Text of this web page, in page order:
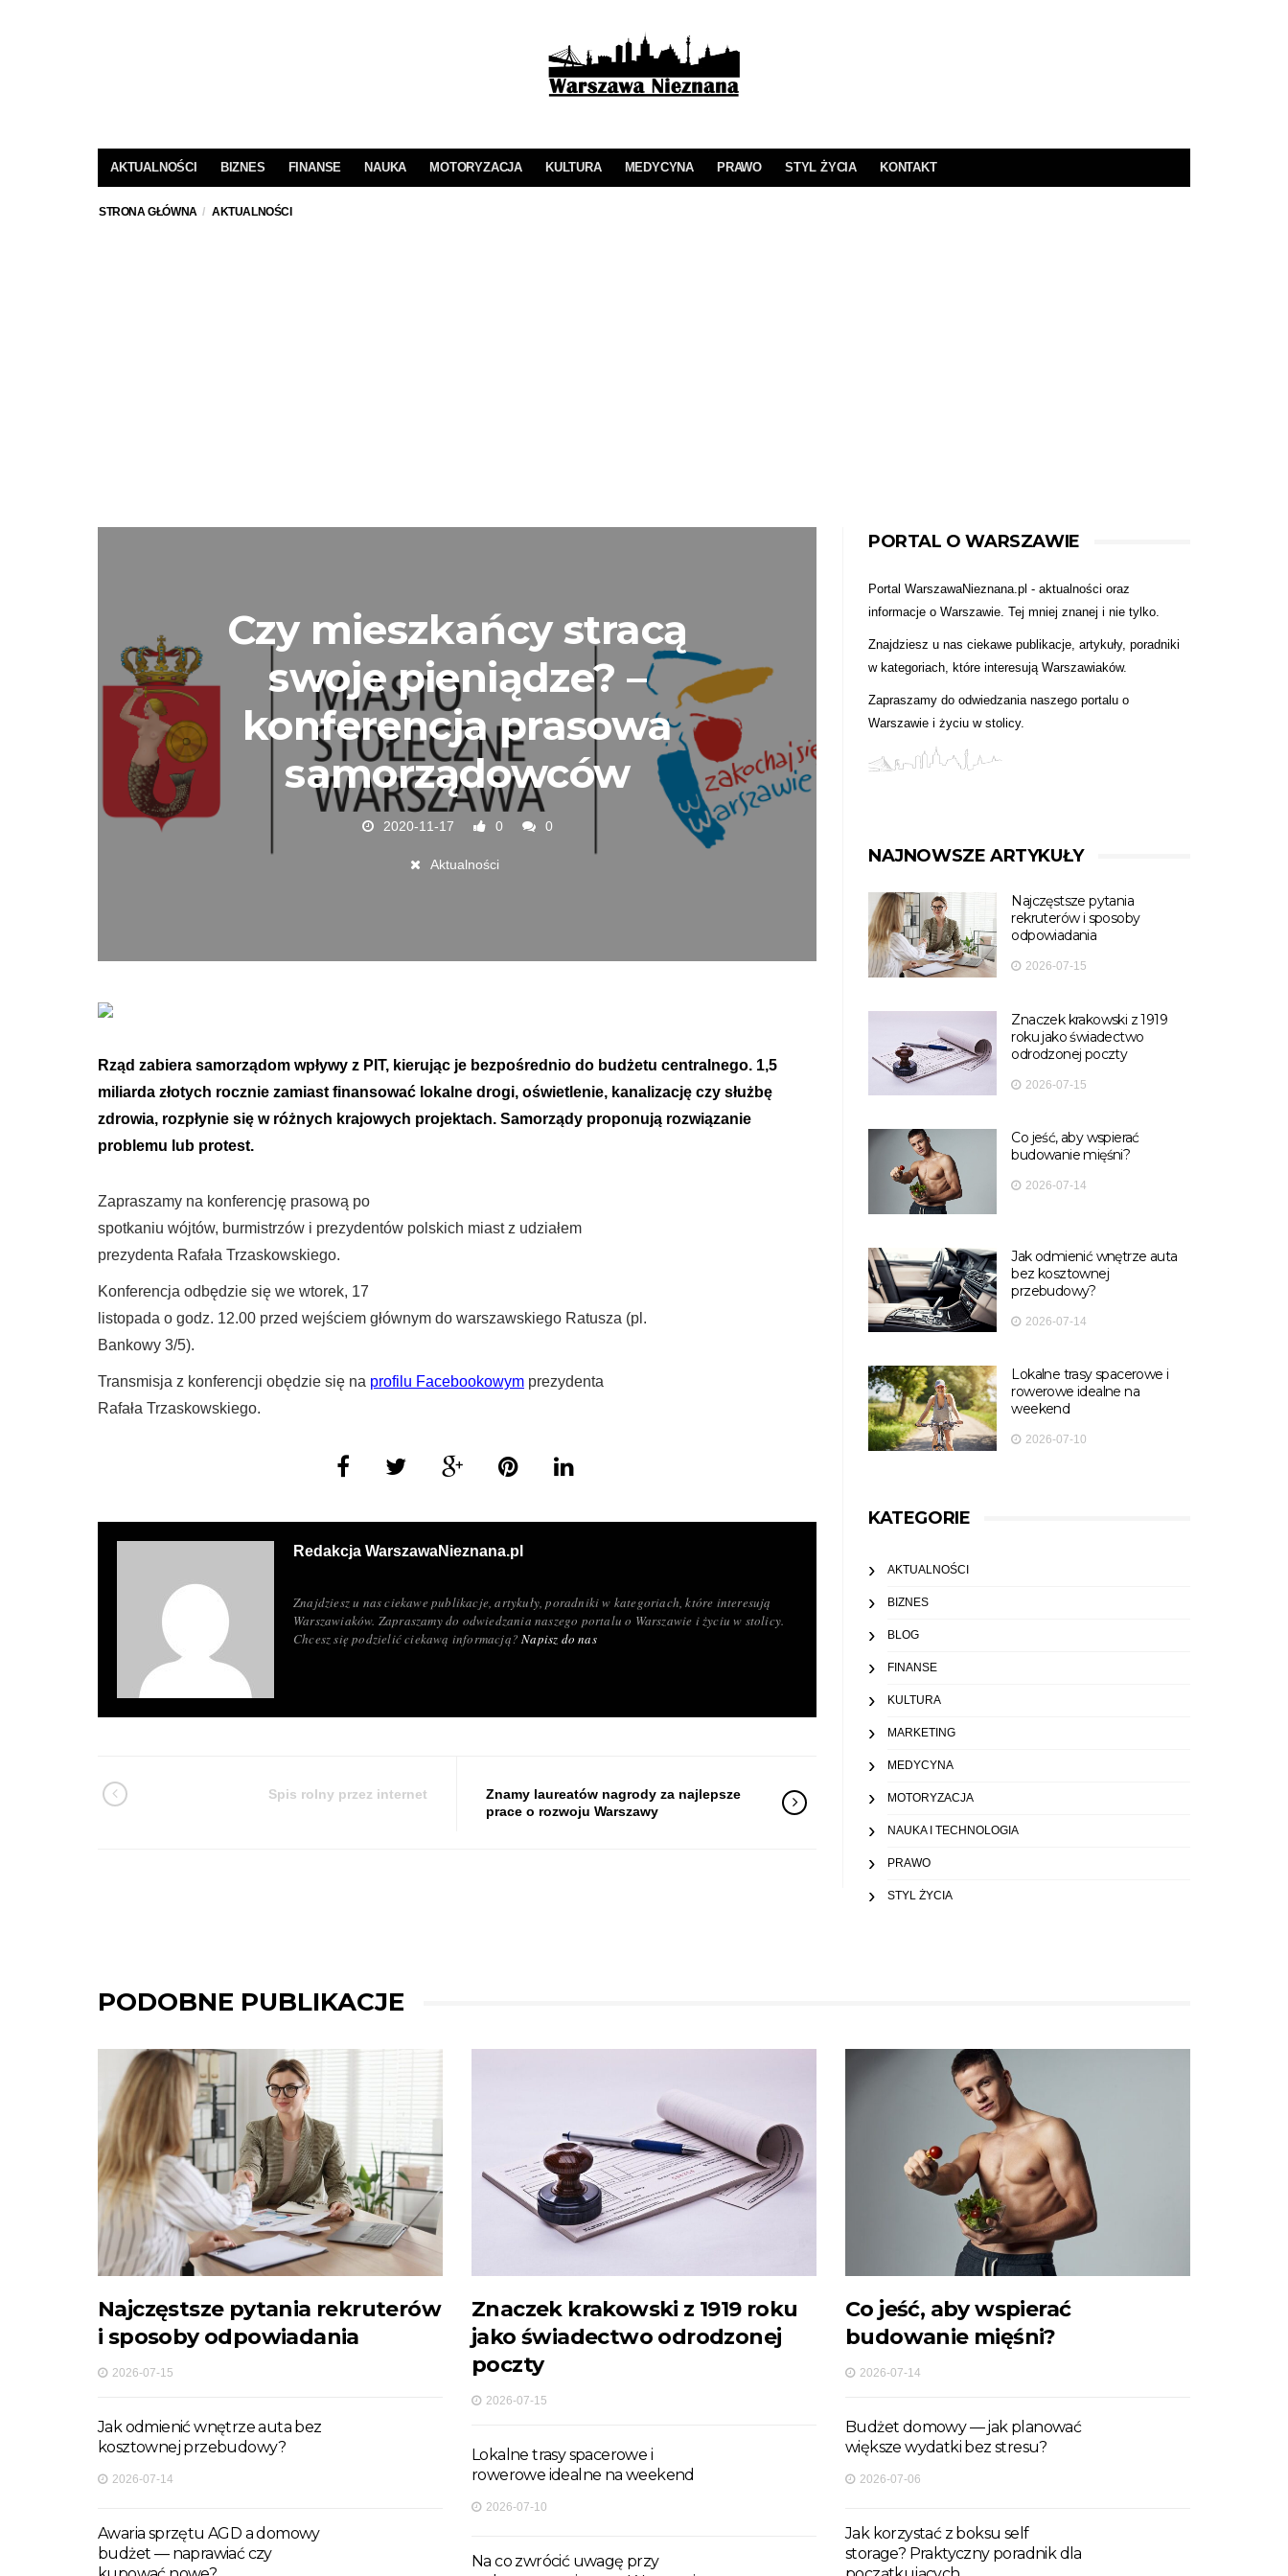
AKTUALNOŚCI BIZNES FINANSE NAUKA MOTORYZACJA KULTURA MEDYCYNA PRAWO STYL ŻYCIA KONTAKT
STRONA GŁÓWNA AKTUALNOŚCI
Czy mieszkańcy stracą
swoje pieniądze? –
konferencja prasowa
samorządowców
2020-11-17 0 0
Aktualności
Rząd zabiera samorządom wpływy z PIT, kierując je bezpośrednio do budżetu centralnego. 1,5
miliarda złotych rocznie zamiast finansować lokalne drogi, oświetlenie, kanalizację czy służbę
zdrowia, rozpłynie się w różnych krajowych projektach. Samorządy proponują rozwiązanie
problemu lub protest.
Zapraszamy na konferencję prasową po
spotkaniu wójtów, burmistrzów i prezydentów polskich miast z udziałem
prezydenta Rafała Trzaskowskiego.
Konferencja odbędzie się we wtorek, 17
listopada o godz. 12.00 przed wejściem głównym do warszawskiego Ratusza (pl.
Bankowy 3/5).
Transmisja z konferencji obędzie się na profilu Facebookowym prezydenta
Rafała Trzaskowskiego.
Redakcja WarszawaNieznana.pl
Znajdziesz u nas ciekawe publikacje, artykuły, poradniki w kategoriach, które interesują
Warszawiaków. Zapraszamy do odwiedzania naszego portalu o Warszawie i życiu w stolicy.
Chcesz się podzielić ciekawą informacją?Napisz do nas
Spis rolny przez internet
Znamy laureatów nagrody za najlepsze
prace o rozwoju Warszawy
PORTAL O WARSZAWIE
Portal WarszawaNieznana.pl - aktualności oraz
informacje o Warszawie. Tej mniej znanej i nie tylko.
Znajdziesz u nas ciekawe publikacje, artykuły, poradniki
w kategoriach, które interesują Warszawiaków.
Zapraszamy do odwiedzania naszego portalu o
Warszawie i życiu w stolicy.
NAJNOWSZE ARTYKUŁY
Najczęstsze pytania
rekruterów i sposoby
odpowiadania
2026-07-15
Znaczek krakowski z 1919
roku jako świadectwo
odrodzonej poczty
2026-07-15
Co jeść, aby wspierać
budowanie mięśni?
2026-07-14
Jak odmienić wnętrze auta
bez kosztownej
przebudowy?
2026-07-14
Lokalne trasy spacerowe i
rowerowe idealne na
weekend
2026-07-10
KATEGORIE
AKTUALNOŚCI
BIZNES
BLOG
FINANSE
KULTURA
MARKETING
MEDYCYNA
MOTORYZACJA
NAUKA I TECHNOLOGIA
PRAWO
STYL ŻYCIA
PODOBNE PUBLIKACJE
Najczęstsze pytania rekruterów
i sposoby odpowiadania
2026-07-15
Jak odmienić wnętrze auta bez
kosztownej przebudowy?
2026-07-14
Awaria sprzętu AGD a domowy
budżet — naprawiać czy
Znaczek krakowski z 1919 roku
jako świadectwo odrodzonej
poczty
2026-07-15
Lokalne trasy spacerowe i
rowerowe idealne na weekend
2026-07-10
Na co zwrócić uwagę przy
Co jeść, aby wspierać
budowanie mięśni?
2026-07-14
Budżet domowy — jak planować
większe wydatki bez stresu?
2026-07-06
Jak korzystać z boksu self
storage? Praktyczny poradnik dla